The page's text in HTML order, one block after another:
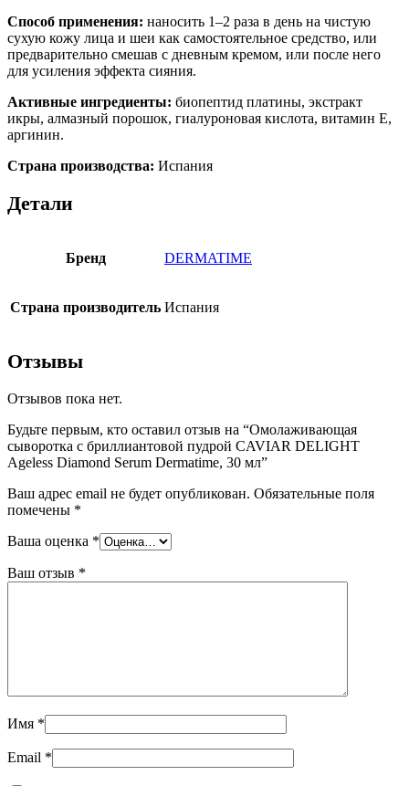
Способ применения: наносить 1–2 раза в день на чистую
сухую кожу лица и шеи как самостоятельное средство, или
предварительно смешав с дневным кремом, или после него
для усиления эффекта сияния.
Активные ингредиенты: биопептид платины, экстракт
икры, алмазный порошок, гиалуроновая кислота, витамин Е,
аргинин.
Страна производства: Испания
Детали
Бренд DERMATIME
Страна производитель Испания
Отзывы
Отзывов пока нет.
Будьте первым, кто оставил отзыв на “Омолаживающая
сыворотка с бриллиантовой пудрой CAVIAR DELIGHT
Ageless Diamond Serum Dermatime, 30 мл”
Ваш адрес email не будет опубликован. Обязательные поля
помечены *
Ваша оценка *
Ваш отзыв *
Имя *
Email *